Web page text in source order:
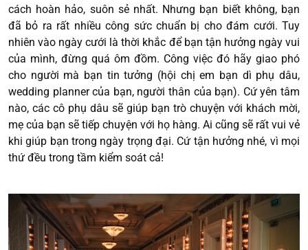
cách hoàn hảo, suôn sẻ nhất. Nhưng bạn biết không, bạn
đã bỏ ra rất nhiều công sức chuẩn bị cho đám cưới. Tuy
nhiên vào ngày cưới là thời khắc để bạn tận hưởng ngày vui
của mình, đừng quá ôm đồm. Công việc đó hãy giao phó
cho người mà bạn tin tưởng (hội chị em bạn dì phụ dâu,
wedding planner của bạn, người thân của bạn). Cứ yên tâm
nào, các cô phụ dâu sẽ giúp bạn trò chuyện với khách mời,
mẹ của bạn sẽ tiếp chuyện với họ hàng. Ai cũng sẽ rất vui vẻ
khi giúp bạn trong ngày trọng đại. Cứ tận hưởng nhé, vì mọi
thứ đều trong tầm kiểm soát cả!